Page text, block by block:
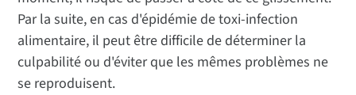
Par la suite, en cas d'épidémie de toxi-infection
alimentaire, il peut être difficile de déterminer la
culpabilité ou d'éviter que les mêmes problèmes ne
se reproduisent.